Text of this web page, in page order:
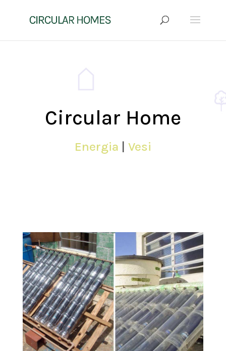
Circular Home
Energia | Vesi